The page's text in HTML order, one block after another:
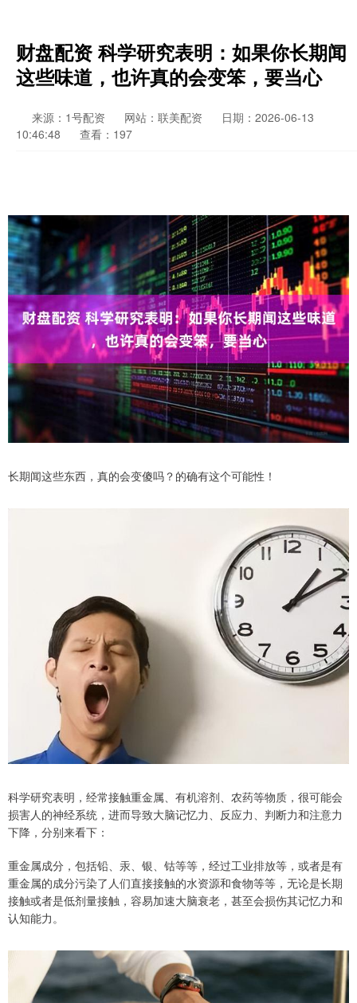
财盘配资 科学研究表明：如果你长期闻
这些味道，也许真的会变笨，要当心
来源：1号配资 网站：联美配资
日期：2026-06-13
10:46:48
查看：197
长期闻这些东西，真的会变傻吗？的确有这个可能性！
科学研究表明，经常接触重金属、有机溶剂、农药等物质，很可能会
损害人的神经系统，进而导致大脑记忆力、反应力、判断力和注意力
下降，分别来看下：
重金属成分，包括铅、汞、银、钴等等，经过工业排放等，或者是有
重金属的成分污染了人们直接接触的水资源和食物等等，无论是长期
接触或者是低剂量接触，容易加速大脑衰老，甚至会损伤其记忆力和
认知能力。